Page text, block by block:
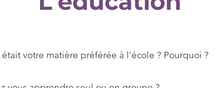
votre matière préférée à l’école ? Pourquoi ?